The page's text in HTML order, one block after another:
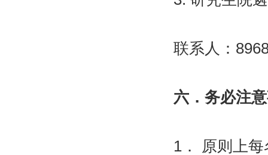
联系人：
六．务必注
1 ． 原则上